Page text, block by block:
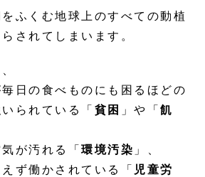
ふくむ地球上のすべての動植
されてしまいます。
日の食べものにも困るほどの
られている「 貧困 」や「 飢
が汚れる「 環境汚染 」、
ず働かされている「
児童労